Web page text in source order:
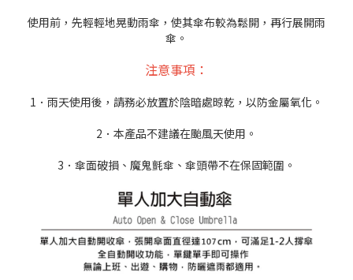
使用前，先輕輕地晃動雨傘，使其傘布較為鬆開，再行展開雨
傘。
注意事項：
1．雨天使用後，請務必放置於陰暗處晾乾，以防金屬氧化。
2．本產品不建議在颱風天使用。
3．傘面破損、魔鬼氈傘、傘頭帶不在保固範圍。